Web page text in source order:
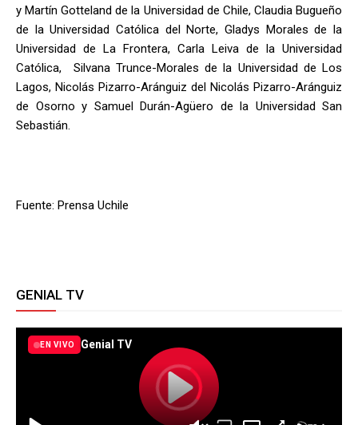
y Martín Gotteland de la Universidad de Chile, Claudia Bugueño
de la Universidad Católica del Norte, Gladys Morales de la
Universidad de La Frontera, Carla Leiva de la Universidad
Católica, Silvana Trunce-Morales de la Universidad de Los
Lagos, Nicolás Pizarro-Aránguiz del Nicolás Pizarro-Aránguiz
de Osorno y Samuel Durán-Agüero de la Universidad San
Sebastián.
Fuente: Prensa Uchile
GENIAL TV